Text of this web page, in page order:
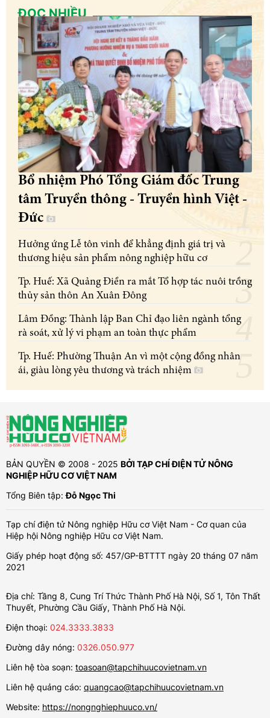
ĐỌC NHIỀU
Bổ nhiệm Phó Tổng Giám đốc Trung
tâm Truyền thông - Truyền hình Việt -
Đức
Hưởng ứng Lễ tôn vinh để khẳng định giá trị và
thương hiệu sản phẩm nông nghiệp hữu cơ
Tp. Huế: Xã Quảng Điền ra mắt Tổ hợp tác nuôi trồng
thủy sản thôn An Xuân Đông
Lâm Đồng: Thành lập Ban Chỉ đạo liên ngành tổng
rà soát, xử lý vi phạm an toàn thực phẩm
Tp. Huế: Phường Thuận An vì một cộng đồng nhân
ái, giàu lòng yêu thương và trách nhiệm
BẢN QUYỀN © 2008 - 2025 BỞI TẠP CHÍ ĐIỆN TỬ NÔNG
NGHIỆP HỮU CƠ VIỆT NAM
Tổng Biên tập:Đỗ Ngọc Thi
Tạp chí điện tử Nông nghiệp Hữu cơ Việt Nam - Cơ quan của
Hiệp hội Nông nghiệp Hữu cơ Việt Nam.
Giấy phép hoạt động số: 457/GP-BTTTT ngày 20 tháng 07 năm
2021
Địa chỉ: Tầng 8, Cung Trí Thức Thành Phố Hà Nội, Số 1, Tôn Thất
Thuyết, Phường Cầu Giấy, Thành Phố Hà Nội.
Điện thoại: 024.3333.3833
Đường dây nóng: 0326.050.977
Liên hệ tòa soạn: toasoan@tapchihuucovietnam.vn
Liên hệ quảng cáo: quangcao@tapchihuucovietnam.vn
Website: https://nongnghiephuuco.vn/